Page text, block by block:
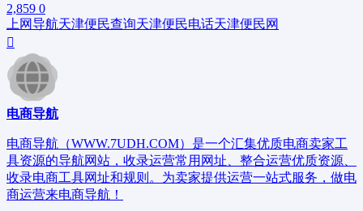
2,859 0
上网导航天津便民查询天津便民电话天津便民网
电商导航
电商导航（WWW.7UDH.COM）是一个汇集优质电商卖家工
具资源的导航网站，收录运营常用网址、整合运营优质资源、
收录电商工具网址和规则。为卖家提供运营一站式服务，做电
商运营来电商导航！